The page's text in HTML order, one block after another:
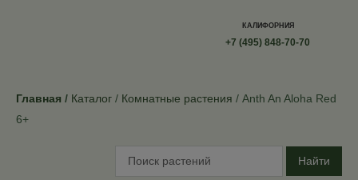
КАЛИФОРНИЯ
+7 (495) 848-70-70
Главная Каталог Комнатные растения
Anth An Aloha Red
6+
Найти